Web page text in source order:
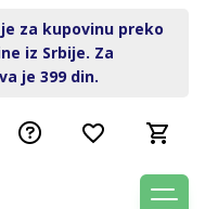
za kupovinu preko
iz Srbije. Za
je 399 din.